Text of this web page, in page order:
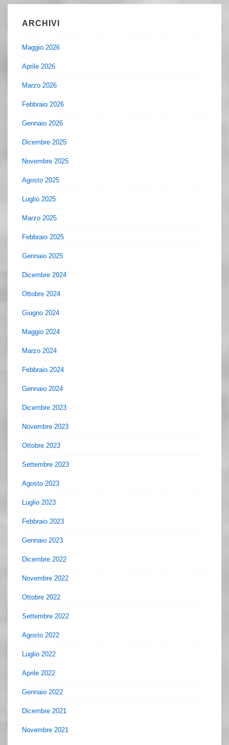
ARCHIVI
Maggio 2026
Aprile 2026
Marzo 2026
Febbraio 2026
Gennaio 2026
Dicembre 2025
Novembre 2025
Agosto 2025
Luglio 2025
Marzo 2025
Febbraio 2025
Gennaio 2025
Dicembre 2024
Ottobre 2024
Giugno 2024
Maggio 2024
Marzo 2024
Febbraio 2024
Gennaio 2024
Dicembre 2023
Novembre 2023
Ottobre 2023
Settembre 2023
Agosto 2023
Luglio 2023
Febbraio 2023
Gennaio 2023
Dicembre 2022
Novembre 2022
Ottobre 2022
Settembre 2022
Agosto 2022
Luglio 2022
Aprile 2022
Gennaio 2022
Dicembre 2021
Novembre 2021